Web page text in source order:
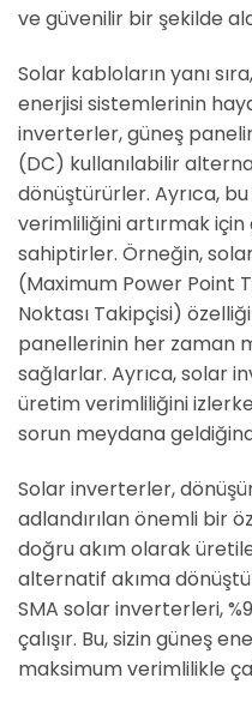
ve güvenilir bir şekilde
Solar kabloların yanı
enerjisi sistemlerinin
inverterler, güneş
(DC) kullanılabilir
dönüştürürler. Ayrıca,
verimliliğini artırmak
sahiptirler. Örneğin,
(Maximum Power Point
Noktası Takipçisi)
panellerinin her zaman
sağlarlar. Ayrıca, solar
üretim verimliliğini
sorun meydana
Solar inverterler,
adlandırılan önemli bir
doğru akım olarak
alternatif akıma
SMA solar inverterleri,
çalışır. Bu, sizin güneş
maksimum verimlilikle